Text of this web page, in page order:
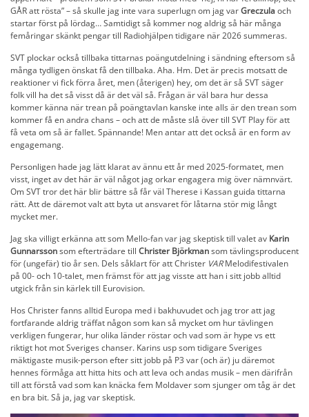
GÅR att rösta” – så skulle jag inte vara superlugn om jag varGreczulaoch
startar först på lördag… Samtidigt så kommer nog aldrig så här många
femåringar skänkt pengar till Radiohjälpen tidigare när 2026 summeras.
SVT plockar också tillbaka tittarnas poängutdelning i sändning eftersom så
många tydligen önskat få den tillbaka. Aha. Hm. Det är precis motsatt de
reaktioner vi fick förra året, men (återigen) hey, om det är så SVT säger
folk vill ha det så visst då är det väl så. Frågan är väl bara hur dessa
kommer känna när trean på poängtavlan kanske inte alls är den trean som
kommer få en andra chans – och att de måste slå över till SVT Play för att
få veta om så är fallet. Spännande! Men antar att det också är en form av
engagemang.
Personligen hade jag lätt klarat av ännu ett år med 2025-formatet, men
visst, inget av det här är väl något jag orkar engagera mig över nämnvärt.
Om SVT tror det här blir bättre så får väl Therese i Kassan guida tittarna
rätt. Att de däremot valt att byta ut ansvaret för låtarna stör mig långt
mycket mer.
Jag ska villigt erkänna att som Mello-fan var jag skeptisk till valet av Karin
Gunnarssonsom efterträdare till Christer Björkmansom tävlingsproducent
för (ungefär) tio år sen. Dels såklart för att Christer VARMelodifestivalen
på 00- och 10-talet, men främst för att jag visste att han i sitt jobb alltid
utgick från sin kärlek till Eurovision.
Hos Christer fanns alltid Europa med i bakhuvudet och jag tror att jag
fortfarande aldrig träffat någon som kan så mycket om hur tävlingen
verkligen fungerar, hur olika länder röstar och vad som är hype vs ett
riktigt hot mot Sveriges chanser. Karins usp som tidigare Sveriges
mäktigaste musik-person efter sitt jobb på P3 var (och är) ju däremot
hennes förmåga att hitta hits och att leva och andas musik – men därifrån
till att förstå vad som kan knäcka fem Moldaver som sjunger om tåg är det
en bra bit. Så ja, jag var skeptisk.